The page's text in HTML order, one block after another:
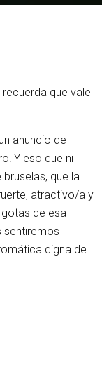
que vale
anuncio de
Y eso que ni
que la
atractivo/a y
de esa
sentiremos
digna de